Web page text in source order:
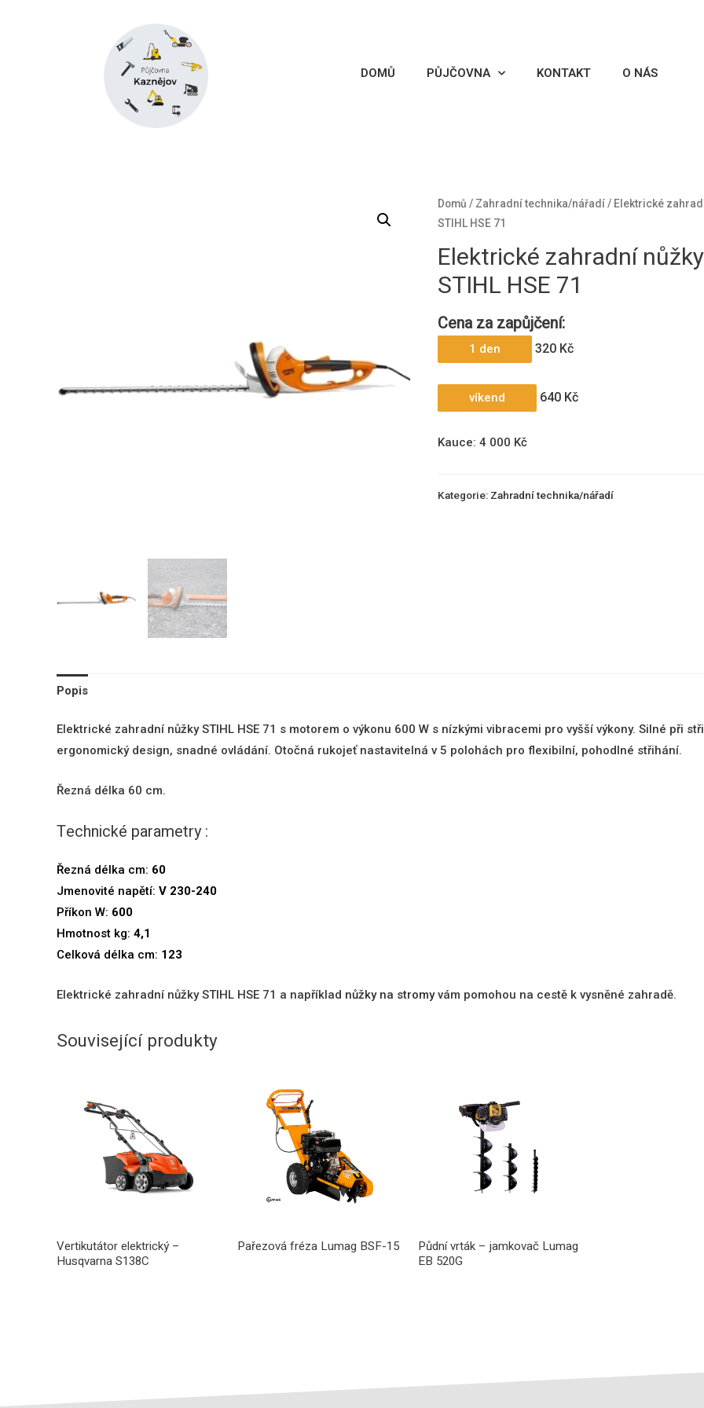
DOMŮ PŮJČOVNA KONTAKT O NÁS
Domů / Zahradní technika/nářadí/ Elektrické
STIHL HSE 71
Elektrické zahradní nůžky
STIHL HSE 71
Cena za zapůjčení:
1 den 320 Kč
víkend 640 Kč
Kauce: 4 000 Kč
Kategorie: Zahradní technika/nářadí
Popis
Elektrické zahradní nůžky STIHL HSE 71 s motorem o výkonu 600 W s nízkými vibracemi pro vyšší výkony. Silné při
ergonomický design, snadné ovládání. Otočná rukojeť nastavitelná v 5 polohách pro flexibilní, pohodlné střihání.
Řezná délka 60 cm.
Technické parametry :
Řezná délka cm: 60
Jmenovité napětí: V 230-240
Příkon W: 600
Hmotnost kg: 4,1
Celková délka cm: 123
Elektrické zahradní nůžky STIHL HSE 71 a například nůžky na stromyvám pomohou na cestě k vysněné zahradě.
Související produkty
Vertikutátor elektrický –
Husqvarna S138C
Pařezová fréza Lumag BSF-15
Půdní vrták – jamkovač Lumag
EB 520G